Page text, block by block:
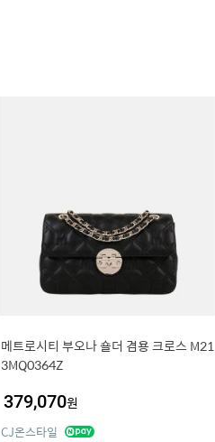
메트로시티 부오나 숄더 겸용 크로스 M21
3MQ0364Z
379,070원
CJ온스타일